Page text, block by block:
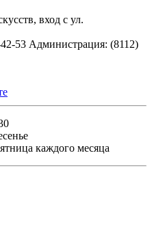
вход с ул.
53 Администрация: (8112)
каждого месяца